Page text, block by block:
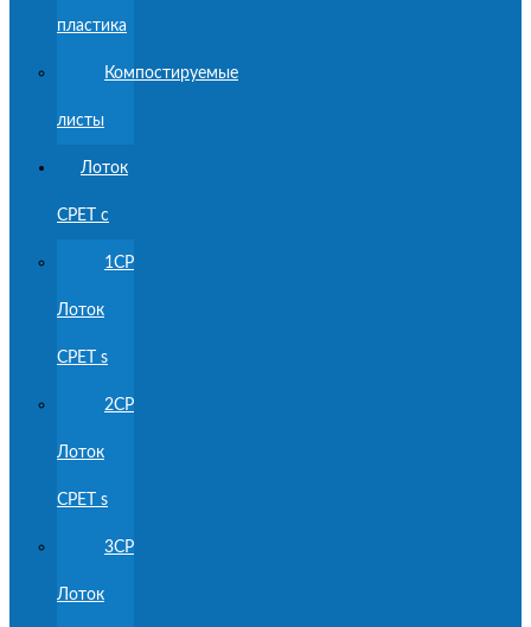
пластика
Компостируемые
листы
Лоток
CPET с
1CP
Лоток
CPET s
2CP
Лоток
CPET s
3CP
Лоток